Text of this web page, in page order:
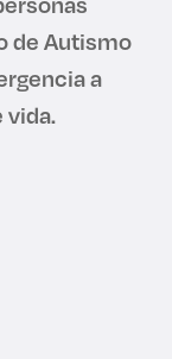
de Autismo
a
vida.